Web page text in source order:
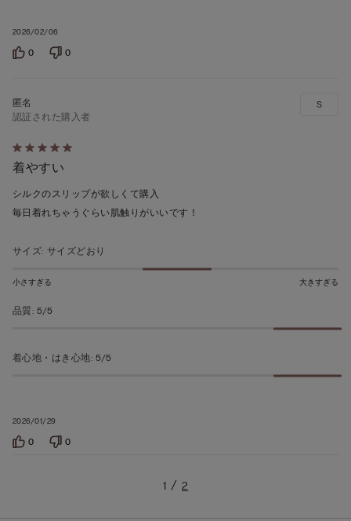
2026/02/06
0 0
5
段
階
の
ち
の
2026/01/29
認証された購入者
着やすい
シルクのスリップが欲しくて購入
毎日着れちゃうぐらい肌触りがいいです！
S
サイズ: サイズどおり
小さすぎる 大きすぎる
品質: 5/5
着心地・はき心地: 5/5
0 0
1 2